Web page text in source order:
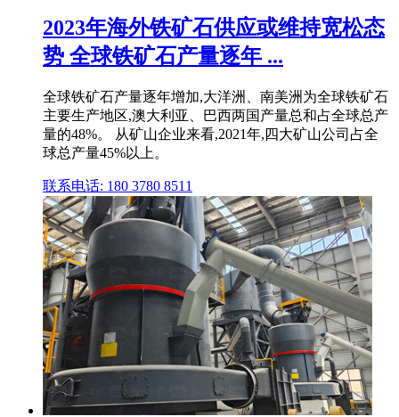
2023年海外铁矿石供应或维持宽松态
势 全球铁矿石产量逐年 ...
全球铁矿石产量逐年增加,大洋洲、南美洲为全球铁矿石
主要生产地区,澳大利亚、巴西两国产量总和占全球总产
量的48%。 从矿山企业来看,2021年,四大矿山公司占全
球总产量45%以上。
联系电话: 180 3780 8511